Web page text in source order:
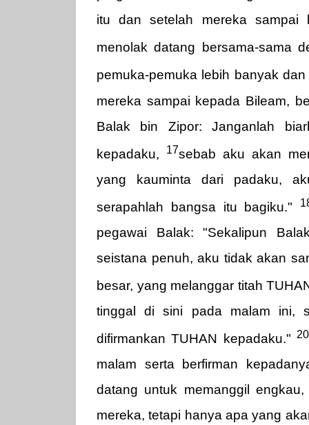
itu dan setelah mereka sampai
menolak datang bersama-sama
pemuka-pemuka lebih banyak
mereka sampai kepada Bileam,
Balak bin Zipor: Janganlah
kepadaku,
17sebab aku akan
yang kauminta dari padaku,
serapahlah bangsa itu bagiku."
pegawai Balak: "Sekalipun
seistana penuh, aku tidak akan
besar, yang melanggar titah
tinggal di sini pada malam ini,
difirmankan TUHAN kepadaku."20
malam serta berfirman
datang untuk memanggil
mereka, tetapi hanya apa yang